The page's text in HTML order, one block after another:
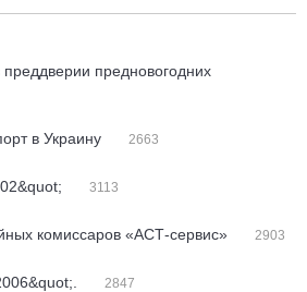
предновогодних
в Украину 2663
3113
комиссаров «АСТ-сервис» 2903
2847